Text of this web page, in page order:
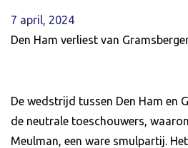
7 april, 2024
Den Ham verliest van
De wedstrijd tussen Den Ham en
de neutrale toeschouwers,
Meulman, een ware smulpartij.